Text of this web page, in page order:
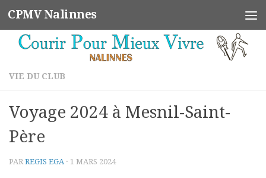
Skip to content
CPMV Nalinnes
VIE DU CLUB
Voyage 2024 à Mesnil-Saint-
Père
PAR REGIS EGA · 1 MARS 2024